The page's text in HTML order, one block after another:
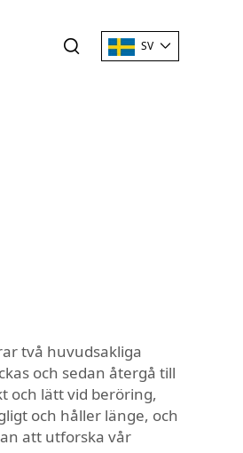
SV
två huvudsakliga
och sedan återgå till
och lätt vid beröring,
och håller länge, och
att utforska vår